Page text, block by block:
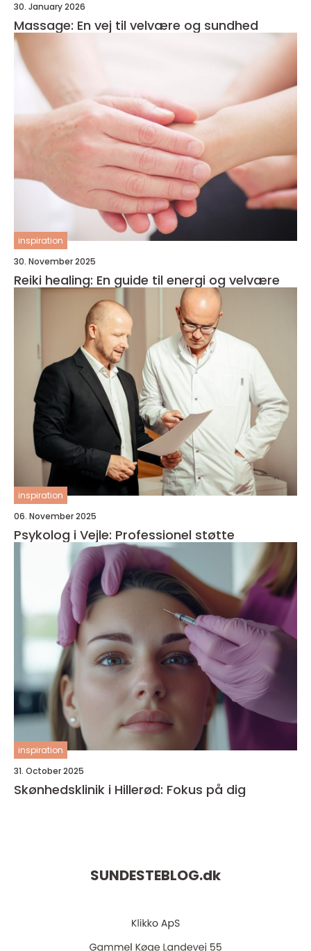
30. January 2026
Massage: En vej til velvære og sundhed
inspiration
30. November 2025
Reiki healing: En guide til energi og velvære
inspiration
06. November 2025
Psykolog i Vejle: Professionel støtte
inspiration
31. October 2025
Skønhedsklinik i Hillerød: Fokus på dig
SUNDESTEBLOG.dk